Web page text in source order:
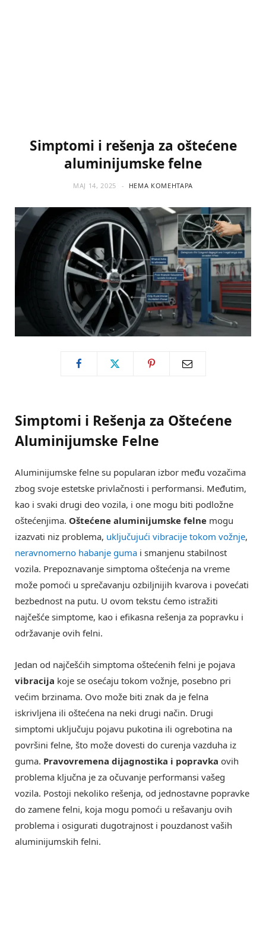
Simptomi i rešenja za oštećene
aluminijumske felne
МАЈ 14, 2025 НЕМА КОМЕНТАРА
Simptomi i Rešenja za Oštećene
Aluminijumske Felne
Aluminijumske felne su popularan izbor među vozačima
zbog svoje estetske privlačnosti i performansi. Međutim,
kao i svaki drugi deo vozila, i one mogu biti podložne
oštećenjima. Oštećene aluminijumske felne mogu
izazvati niz problema, uključujući vibracije tokom vožnje,
neravnomerno habanje guma i smanjenu stabilnost
vozila. Prepoznavanje simptoma oštećenja na vreme
može pomoći u sprečavanju ozbiljnijih kvarova i povećati
bezbednost na putu. U ovom tekstu ćemo istražiti
najčešće simptome, kao i efikasna rešenja za popravku i
održavanje ovih felni.
Jedan od najčešćih simptoma oštećenih felni je pojava
vibracija koje se osećaju tokom vožnje, posebno pri
većim brzinama. Ovo može biti znak da je felna
iskrivljena ili oštećena na neki drugi način. Drugi
simptomi uključuju pojavu pukotina ili ogrebotina na
površini felne, što može dovesti do curenja vazduha iz
guma. Pravovremena dijagnostika i popravka ovih
problema ključna je za očuvanje performansi vašeg
vozila. Postoji nekoliko rešenja, od jednostavne popravke
do zamene felni, koja mogu pomoći u rešavanju ovih
problema i osigurati dugotrajnost i pouzdanost vaših
aluminijumskih felni.